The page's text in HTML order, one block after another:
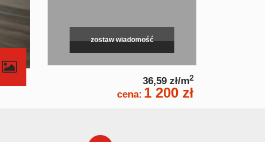
contributors
zostaw wiadomość
36,59 zł/m2
cena: 1 200 zł